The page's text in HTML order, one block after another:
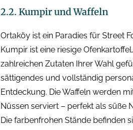
2.2. Kumpir und Waffeln
Ortaköy ist ein Paradies für Street
Kumpir ist eine riesige
zahlreichen Zutaten Ihrer Wahl
sättigendes und vollständig
Entdeckung. Die Waffeln werden
Nüssen serviert – perfekt als süße
Die farbenfrohen Stände befinden